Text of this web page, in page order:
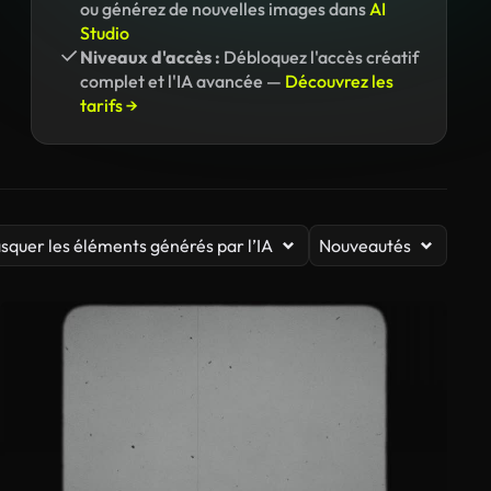
ou générez de nouvelles images dansAI
Studio
Niveaux d'accès : Débloquez l'accès créatif
complet et l'IA avancée — Découvrez les
tarifs →
les éléments générés par l’IA Nouveautés